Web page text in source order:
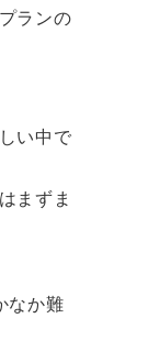
ランの
い中で
まずま
なか難